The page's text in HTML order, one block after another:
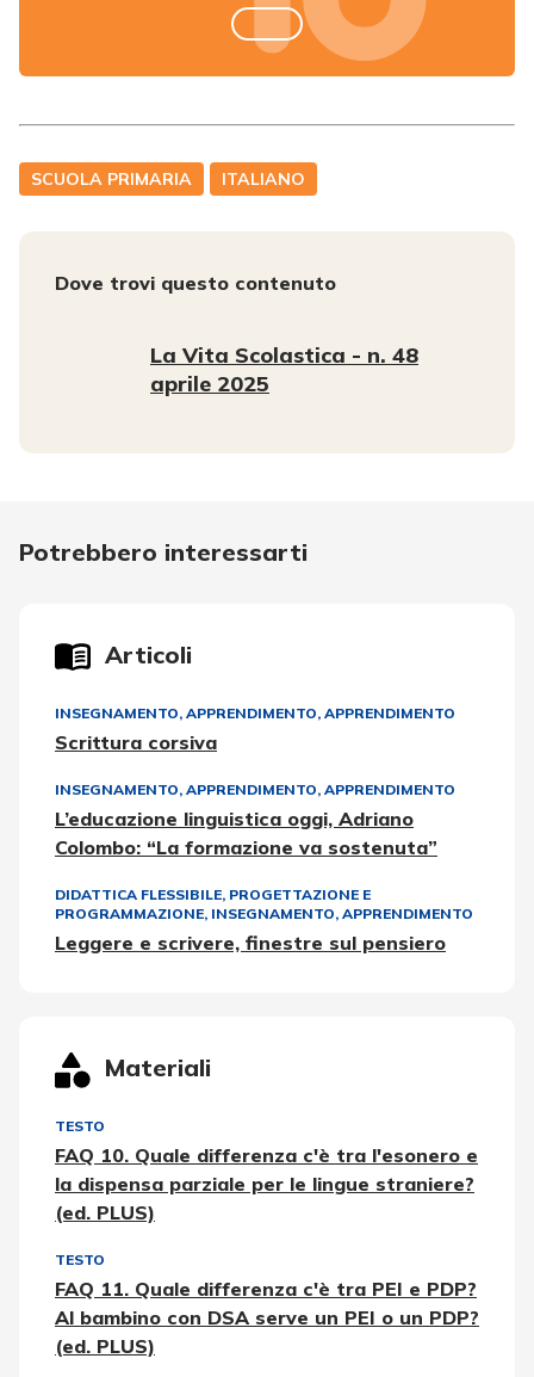
SCUOLA PRIMARIA ITALIANO
Dove trovi questo contenuto
La Vita Scolastica - n. 48
aprile 2025
Potrebbero interessarti
Articoli
INSEGNAMENTO, APPRENDIMENTO, APPRENDIMENTO
Scrittura corsiva
INSEGNAMENTO, APPRENDIMENTO, APPRENDIMENTO
L’educazione linguistica oggi, Adriano
Colombo: “La formazione va sostenuta”
DIDATTICA FLESSIBILE, PROGETTAZIONE E
PROGRAMMAZIONE, INSEGNAMENTO, APPRENDIMENTO
Leggere e scrivere, finestre sul pensiero
Materiali
TESTO
FAQ 10. Quale differenza c'è tra l'esonero e
la dispensa parziale per le lingue straniere?
(ed. PLUS)
TESTO
FAQ 11. Quale differenza c'è tra PEI e PDP?
Al bambino con DSA serve un PEI o un PDP?
(ed. PLUS)